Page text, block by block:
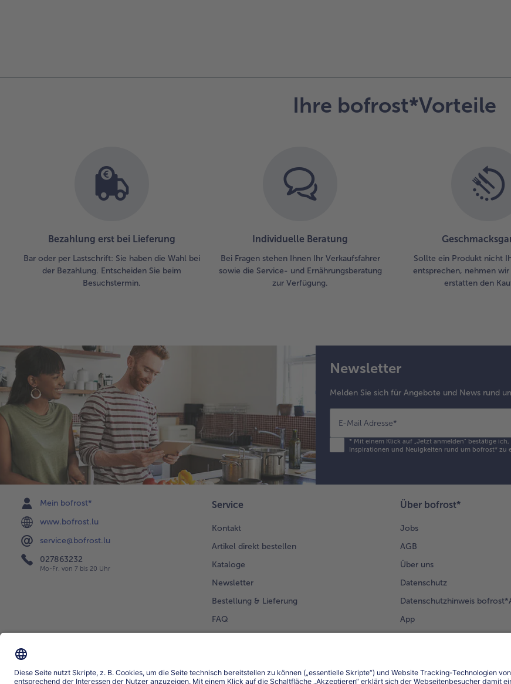
Ihre bofrost*Vorteile
Bezahlung erst bei Lieferung
Bar oder per Lastschrift: Sie haben die Wahl bei
der Bezahlung. Entscheiden Sie beim
Besuchstermin.
Individuelle Beratung
Bei Fragen stehen Ihnen Ihr Verkaufsfahrer
sowie die Service- und Ernährungsberatung
zur Verfügung.
Sollte ein Produkt nicht
entsprechen, nehmen
erstatten den
Newsletter
Melden Sie sich für Angebote und News rund
E-Mail Adresse*
*Mit einem Klick auf „Jetzt anmelden" bestätige
Inspirationen und Neuigkeiten rund um bofrost* zu
Mein bofrost*
www.bofrost.lu
service@bofrost.lu
027863232
Mo-Fr. von 7 bis 20 Uhr
Service
Kontakt
Artikel direkt bestellen
Kataloge
Newsletter
Bestellung & Lieferung
FAQ
Über bofrost*
Jobs
AGB
Über uns
Datenschutz
Datenschutzhinweis
App